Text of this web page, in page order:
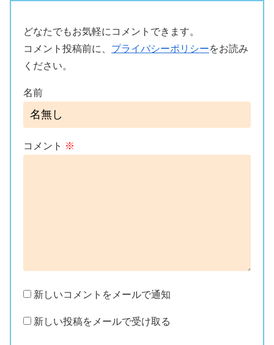
どなたでもお気軽にコメントできます。
コメント投稿前に、 プライバシーポリシーをお読み
ください。
名前
コメント ※
新しいコメントをメールで通知
新しい投稿をメールで受け取る